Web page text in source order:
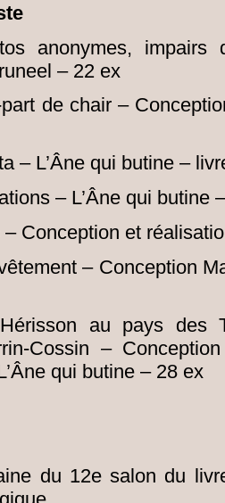
anonymes, impairs
– 22 ex
de chair –
– L’Âne qui butine –
– L’Âne qui butine
Conception et
– Conception
au pays des
Cossin –
qui butine – 28 ex
du 12e salon du